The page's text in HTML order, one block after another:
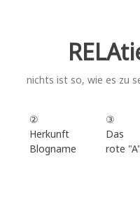
nichts ist so, wie es zu
②
Herkunft
Blogname
③
Das
rote